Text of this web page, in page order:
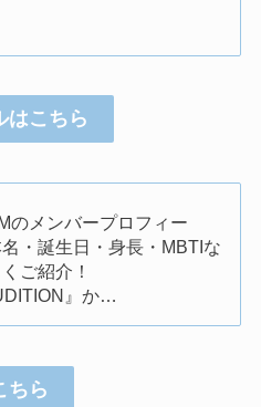
はこちら
のメンバープロフィー
・誕生日・身長・MBTIな
ご紹介！
』か…
ちら